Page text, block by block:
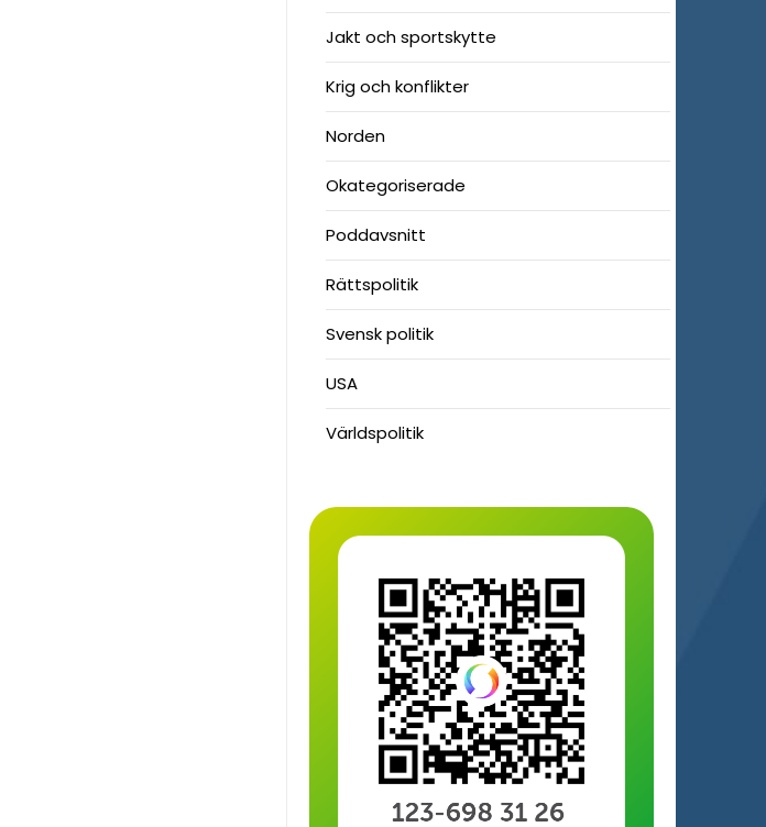
Jakt och sportskytte
Krig och konflikter
Norden
Okategoriserade
Poddavsnitt
Rättspolitik
Svensk politik
USA
Världspolitik